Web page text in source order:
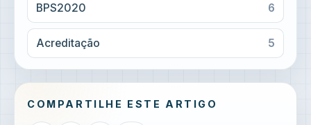
BPS2020 6
Acreditação 5
COMPARTILHE ESTE ARTIGO